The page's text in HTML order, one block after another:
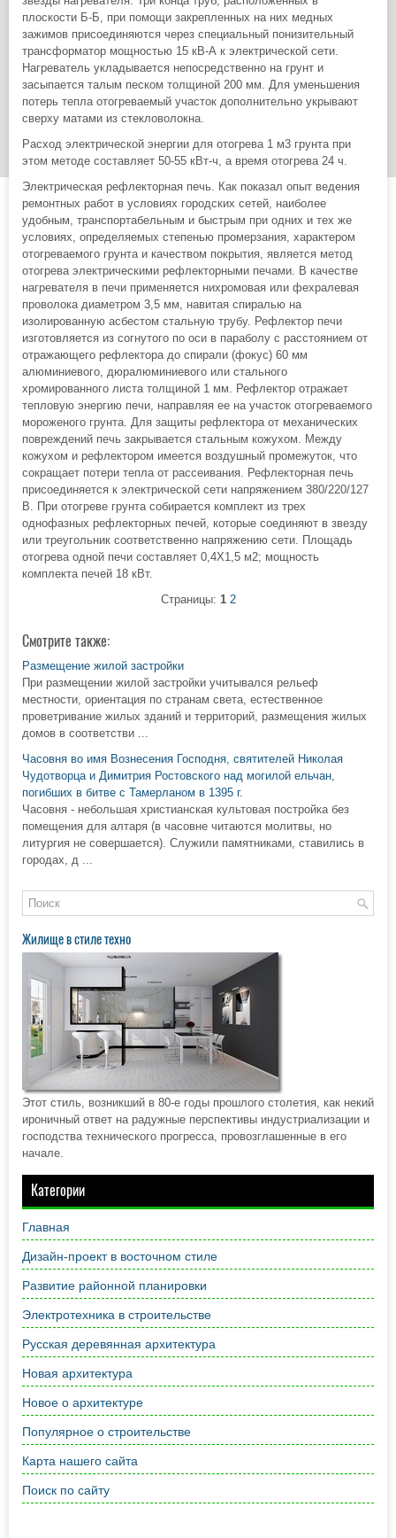
плоскости Б-Б, при помощи закрепленных на них медных
зажимов присоединяются через специальный понизительный
трансформатор мощностью 15 кВ-А к электрической сети.
Нагреватель укладывается непосредственно на грунт и
засыпается талым песком толщиной 200 мм. Для уменьшения
потерь тепла отогреваемый участок дополнительно укрывают
сверху матами из стекловолокна.
Расход электрической энергии для отогрева 1 м3 грунта при
этом методе составляет 50-55 кВт-ч, а время отогрева 24 ч.
Электрическая рефлекторная печь. Как показал опыт ведения
ремонтных работ в условиях городских сетей, наиболее
удобным, транспортабельным и быстрым при одних и тех же
условиях, определяемых степенью промерзания, характером
отогреваемого грунта и качеством покрытия, является метод
отогрева электрическими рефлекторными печами. В качестве
нагревателя в печи применяется нихромовая или фехралевая
проволока диаметром 3,5 мм, навитая спиралью на
изолированную асбестом стальную трубу. Рефлектор печи
изготовляется из согнутого по оси в параболу с расстоянием от
отражающего рефлектора до спирали (фокус) 60 мм
алюминиевого, дюралюминиевого или стального
хромированного листа толщиной 1 мм. Рефлектор отражает
тепловую энергию печи, направляя ее на участок отогреваемого
мороженого грунта. Для защиты рефлектора от механических
повреждений печь закрывается стальным кожухом. Между
кожухом и рефлектором имеется воздушный промежуток, что
сокращает потери тепла от рассеивания. Рефлекторная печь
присоединяется к электрической сети напряжением 380/220/127
В. При отогреве грунта собирается комплект из трех
однофазных рефлекторных печей, которые соединяют в звезду
или треугольник соответственно напряжению сети. Площадь
отогрева одной печи составляет 0,4X1,5 м2; мощность
комплекта печей 18 кВт.
Страницы: 1 2
Смотрите также:
Размещение жилой застройки
При размещении жилой застройки учитывался рельеф
местности, ориентация по странам света, естественное
проветривание жилых зданий и территорий, размещения жилых
домов в соответстви ...
Часовня во имя Вознесения Господня, святителей Николая
Чудотворца и Димитрия Ростовского над могилой ельчан,
погибших в битве с Тамерланом в 1395 г.
Часовня - небольшая христианская культовая постройка без
помещения для алтаря (в часовне читаются молитвы, но
литургия не совершается). Служили памятниками, ставились в
городах, д ...
Жилище в стиле техно
Этот стиль, возникший в 80-е годы прошлого столетия, как некий
ироничный ответ на радужные перспективы индустриализации и
господства технического прогресса, провозглашенные в его
начале.
Категории
Главная
Дизайн-проект в восточном стиле
Развитие районной планировки
Электротехника в строительстве
Русская деревянная архитектура
Новая архитектура
Новое о архитектуре
Популярное о строительстве
Карта нашего сайта
Поиск по сайту